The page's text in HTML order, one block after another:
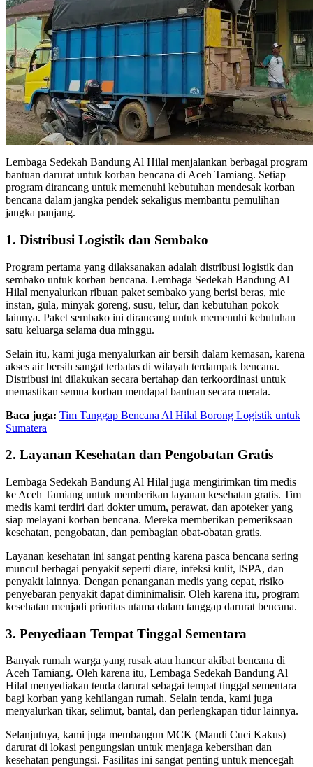
Lembaga Sedekah Bandung Al Hilal menjalankan berbagai program
bantuan darurat untuk korban bencana di Aceh Tamiang. Setiap
program dirancang untuk memenuhi kebutuhan mendesak korban
bencana dalam jangka pendek sekaligus membantu pemulihan
jangka panjang.
1. Distribusi Logistik dan Sembako
Program pertama yang dilaksanakan adalah distribusi logistik dan
sembako untuk korban bencana. Lembaga Sedekah Bandung Al
Hilal menyalurkan ribuan paket sembako yang berisi beras, mie
instan, gula, minyak goreng, susu, telur, dan kebutuhan pokok
lainnya. Paket sembako ini dirancang untuk memenuhi kebutuhan
satu keluarga selama dua minggu.
Selain itu, kami juga menyalurkan air bersih dalam kemasan, karena
akses air bersih sangat terbatas di wilayah terdampak bencana.
Distribusi ini dilakukan secara bertahap dan terkoordinasi untuk
memastikan semua korban mendapat bantuan secara merata.
Baca juga: Tim Tanggap Bencana Al Hilal Borong Logistik untuk
Sumatera
2. Layanan Kesehatan dan Pengobatan Gratis
Lembaga Sedekah Bandung Al Hilal juga mengirimkan tim medis
ke Aceh Tamiang untuk memberikan layanan kesehatan gratis. Tim
medis kami terdiri dari dokter umum, perawat, dan apoteker yang
siap melayani korban bencana. Mereka memberikan pemeriksaan
kesehatan, pengobatan, dan pembagian obat-obatan gratis.
Layanan kesehatan ini sangat penting karena pasca bencana sering
muncul berbagai penyakit seperti diare, infeksi kulit, ISPA, dan
penyakit lainnya. Dengan penanganan medis yang cepat, risiko
penyebaran penyakit dapat diminimalisir. Oleh karena itu, program
kesehatan menjadi prioritas utama dalam tanggap darurat bencana.
3. Penyediaan Tempat Tinggal Sementara
Banyak rumah warga yang rusak atau hancur akibat bencana di
Aceh Tamiang. Oleh karena itu, Lembaga Sedekah Bandung Al
Hilal menyediakan tenda darurat sebagai tempat tinggal sementara
bagi korban yang kehilangan rumah. Selain tenda, kami juga
menyalurkan tikar, selimut, bantal, dan perlengkapan tidur lainnya.
Selanjutnya, kami juga membangun MCK (Mandi Cuci Kakus)
darurat di lokasi pengungsian untuk menjaga kebersihan dan
kesehatan pengungsi. Fasilitas ini sangat penting untuk mencegah